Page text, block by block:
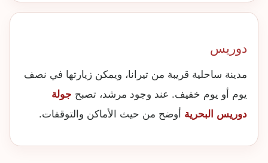
دوريس
مدينة ساحلية قريبة من تيرانا، ويمكن زيارتها في نصف
يوم أو يوم خفيف. عند وجود مرشد، تصبح جولة
دوريس البحرية أوضح من حيث الأماكن والتوقفات.